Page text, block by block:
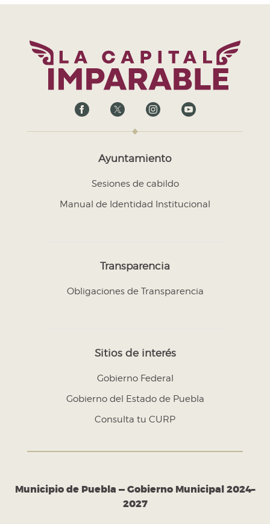
Ayuntamiento
Sesiones de cabildo
Manual de Identidad Institucional
Transparencia
Obligaciones de Transparencia
Sitios de interés
Gobierno Federal
Gobierno del Estado de Puebla
Consulta tu CURP
Municipio de Puebla — Gobierno Municipal 2024–
2027